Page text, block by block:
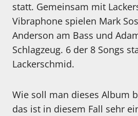
statt. Gemeinsam mit
Vibraphone spielen Mark
Anderson am Bass und
Schlagzeug. 6 der 8 Songs
Lackerschmid.
Wie soll man dieses Album
das ist in diesem Fall sehr